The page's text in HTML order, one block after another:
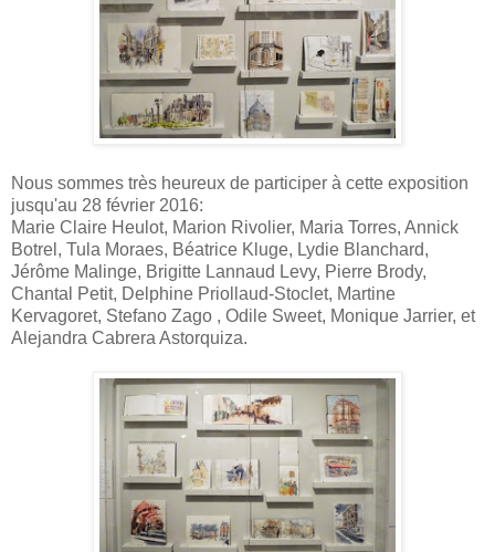
Nous sommes très heureux de participer à cette exposition
jusqu'au 28 février 2016:
Marie Claire Heulot, Marion Rivolier, Maria Torres, Annick
Botrel, Tula Moraes, Béatrice Kluge, Lydie Blanchard,
Jérôme Malinge, Brigitte Lannaud Levy, Pierre Brody,
Chantal Petit, Delphine Priollaud-Stoclet, Martine
Kervagoret, Stefano Zago , Odile Sweet, Monique Jarrier, et
Alejandra Cabrera Astorquiza.